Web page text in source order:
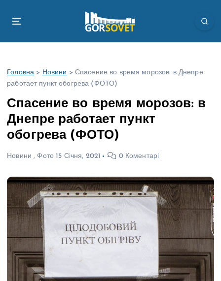
Головна > Новини > Спасение во время морозов: в Днепре
работает пункт обогрева (ФОТО)
Спасение во время морозов: в
Днепре работает пункт
обогрева (ФОТО)
Новини , Фото 15 Січня, 2021 0 Коментарі